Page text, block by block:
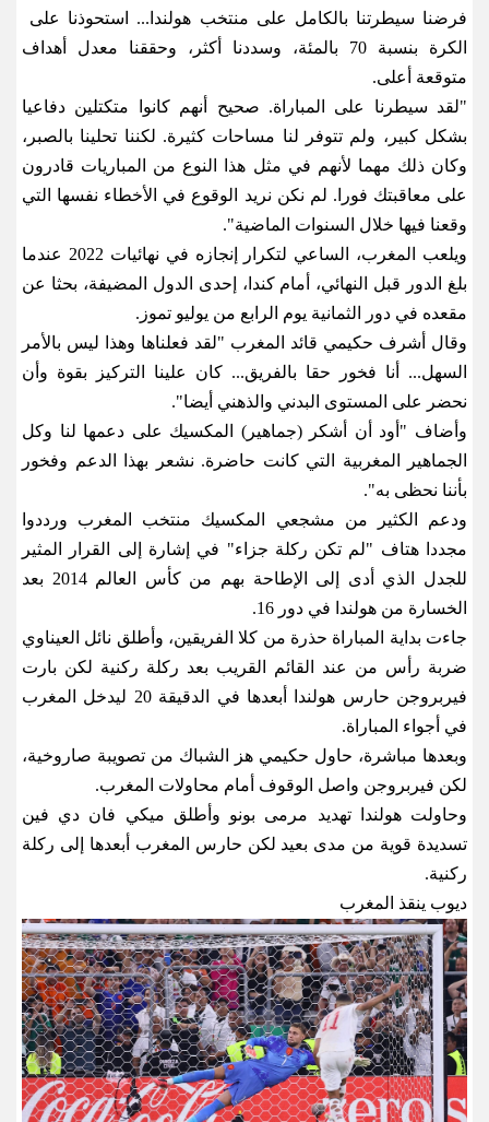
فرضنا سيطرتنا بالكامل على منتخب هولندا... استحوذنا على ​
الكرة بنسبة 70 بالمئة، وسددنا أكثر، وحققنا معدل أهداف
متوقعة أعلى.
"لقد سيطرنا على المباراة. صحيح أنهم كانوا متكتلين دفاعيا
بشكل ⁠كبير، ولم تتوفر لنا مساحات كثيرة. لكننا تحلينا بالصبر،
وكان ذلك مهما لأنهم في مثل هذا النوع من المباريات قادرون
على معاقبتك فورا. لم ​نكن نريد الوقوع في الأخطاء نفسها التي
وقعنا فيها خلال السنوات الماضية".
ويلعب المغرب، الساعي لتكرار إنجازه في نهائيات 2022 عندما
بلغ الدور قبل النهائي، أمام كندا، ​إحدى الدول المضيفة، بحثا عن
مقعده في دور الثمانية يوم الرابع من يوليو تموز .
وقال أشرف حكيمي قائد المغرب "لقد فعلناها وهذا ليس بالأمر
السهل... أنا فخور حقا بالفريق... كان علينا التركيز بقوة وأن
نحضر على المستوى البدني والذهني أيضا".
وأضاف "أود أن أشكر (جماهير) المكسيك على دعمها لنا وكل
الجماهير المغربية التي كانت حاضرة. نشعر بهذا الدعم وفخور
بأننا نحظى به".
ودعم ​الكثير من مشجعي المكسيك منتخب المغرب ورددوا
مجددا هتاف "لم تكن ركلة جزاء" في إشارة إلى القرار المثير
للجدل الذي أدى إلى الإطاحة بهم من كأس ​العالم 2014 بعد
الخسارة من هولندا في دور 16
.
جاءت بداية المباراة حذرة من كلا الفريقين، وأطلق نائل العيناوي
ضربة رأس من عند القائم القريب بعد ركلة ركنية لكن ‌بارت
فيربروجن ⁠حارس هولندا أبعدها في الدقيقة 20 ليدخل المغرب
في أجواء المباراة.
وبعدها مباشرة، حاول حكيمي هز الشباك من تصويبة صاروخية،
لكن فيربروجن واصل الوقوف أمام محاولات المغرب.
وحاولت هولندا تهديد مرمى بونو وأطلق ميكي فان دي فين
تسديدة قوية من مدى بعيد لكن حارس المغرب أبعدها إلى ركلة
ركنية.
ديوب ينقذ المغرب